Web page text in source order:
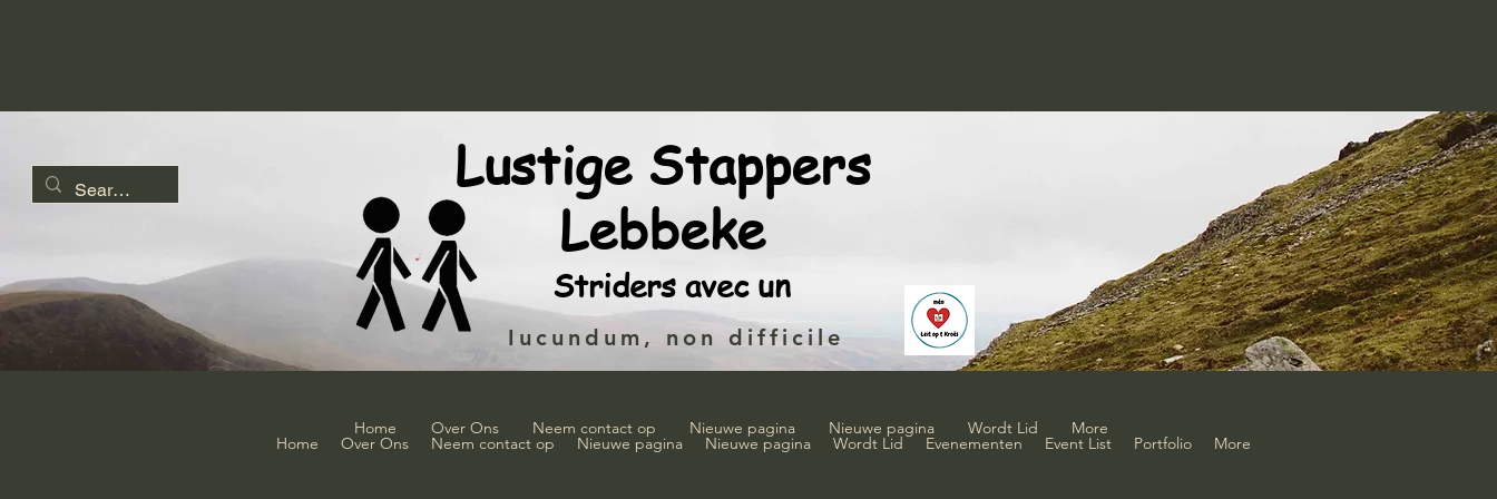
Lustige Stappers
Lebbeke
Striders avec un
Iucundum, non difficile
Home Over Ons Neem contact op Nieuwe pagina Nieuwe pagina Wordt Lid More
Home Over Ons Neem contact op Nieuwe pagina Nieuwe pagina Wordt Lid Evenementen Event List Portfolio More